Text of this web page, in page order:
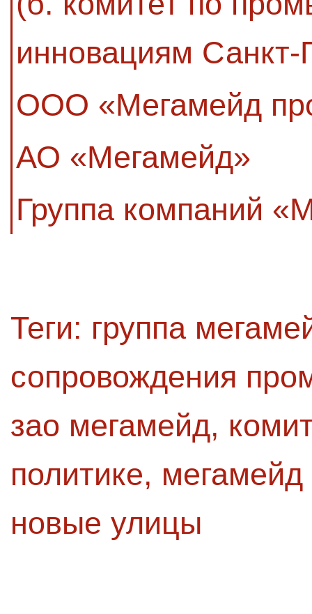
инновациям Санкт-
ООО «Мегамейд
АО «Мегамейд»
Группа компаний
Теги: группа
сопровождения
зао мегамейд,
политике, мегамейд
новые улицы